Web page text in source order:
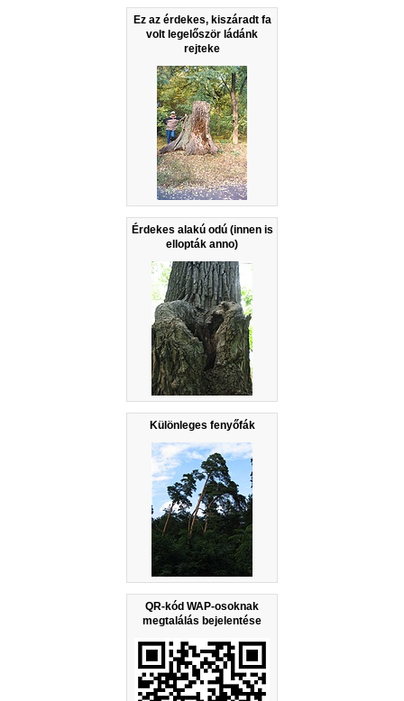
Ez az érdekes, kiszáradt fa
volt legelőször ládánk
rejteke
Érdekes alakú odú (innen is
ellopták anno)
Különleges fenyőfák
QR-kód WAP-osoknak
megtalálás bejelentése